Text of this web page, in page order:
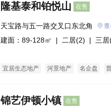
隆基泰和铂悦山 在售
天宝路与五一路交叉口东北角 查
建面：89-128㎡ | 二居(2) | 三居
宜居生态地产 河景地产 名企盘
锦艺伊顿小镇 在售